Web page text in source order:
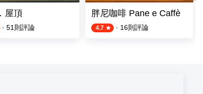
屋頂
· 51 則評論
胖尼咖啡 Pane e Caffè
4.7 · 16則評論